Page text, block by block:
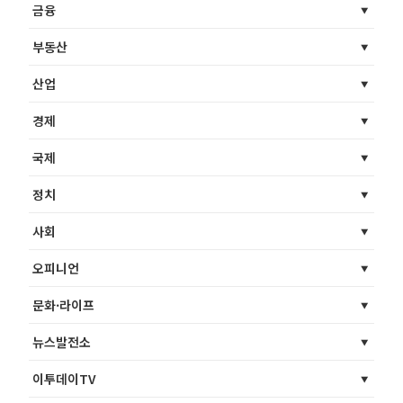
금융
부동산
산업
경제
국제
정치
사회
오피니언
문화·라이프
뉴스발전소
이투데이TV